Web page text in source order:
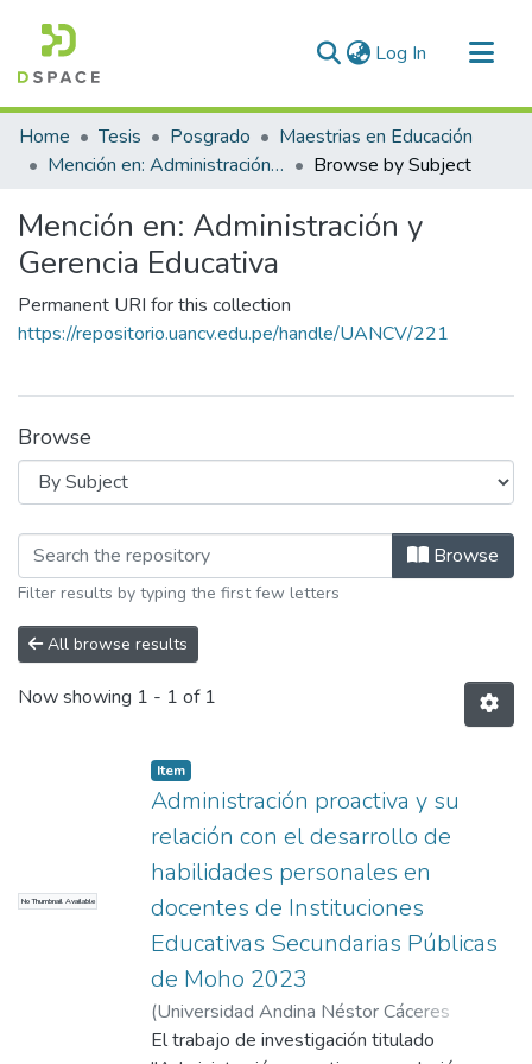
Log In (current)
Communities & Collections
All of DSpace
Home Tesis Posgrado
Maestrias en Educación
Mención en: Administración y Gerencia Educativa
Browse by Subject
Mención en: Administración y
Gerencia Educativa
Permanent URI for this collection
https://repositorio.uancv.edu.pe/handle/UANCV/221
Browse
Browsing Mención en: Browse
Filter results by typing the first few letters
All browse results
Now showing 1 - 1 of 1
No Thumbnail Available
Item
Administración proactiva y su
relación con el desarrollo de
habilidades personales en
docentes de Instituciones
Educativas Secundarias Públicas
de Moho 2023
(Universidad Andina Néstor Cáceres
Velásquez,2024)Pomari Luque, Heber
El trabajo de investigación titulado